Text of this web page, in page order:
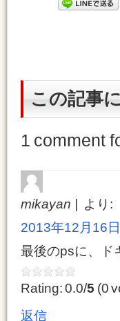
この記事
1 comment
mikayan
より:
2013年12月16
最後のpsに、ド
Rating: 0.0/5 (0
返信